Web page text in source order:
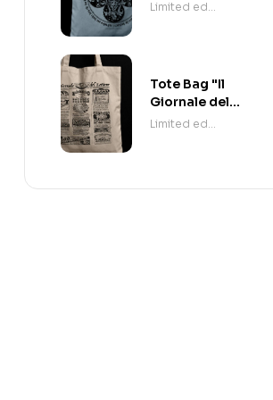
Limited ed
Tote Bag "Il
Giornale del
Lettore"
Limited ed